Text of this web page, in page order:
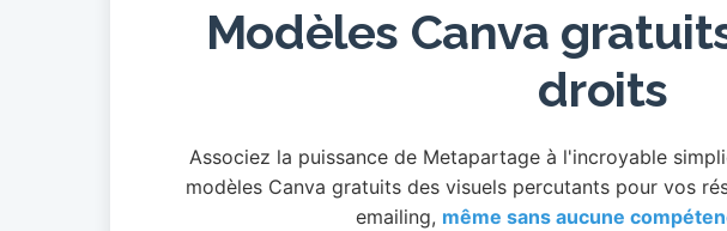
Modèles Canva
droits
Associez la puissance de Metapartage à l'incroyable
modèles Canva gratuits des visuels percutants pour vos
emailing, même sans aucune